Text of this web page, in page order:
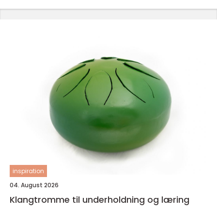
inspiration
04. August 2026
Klangtromme til underholdning og læring